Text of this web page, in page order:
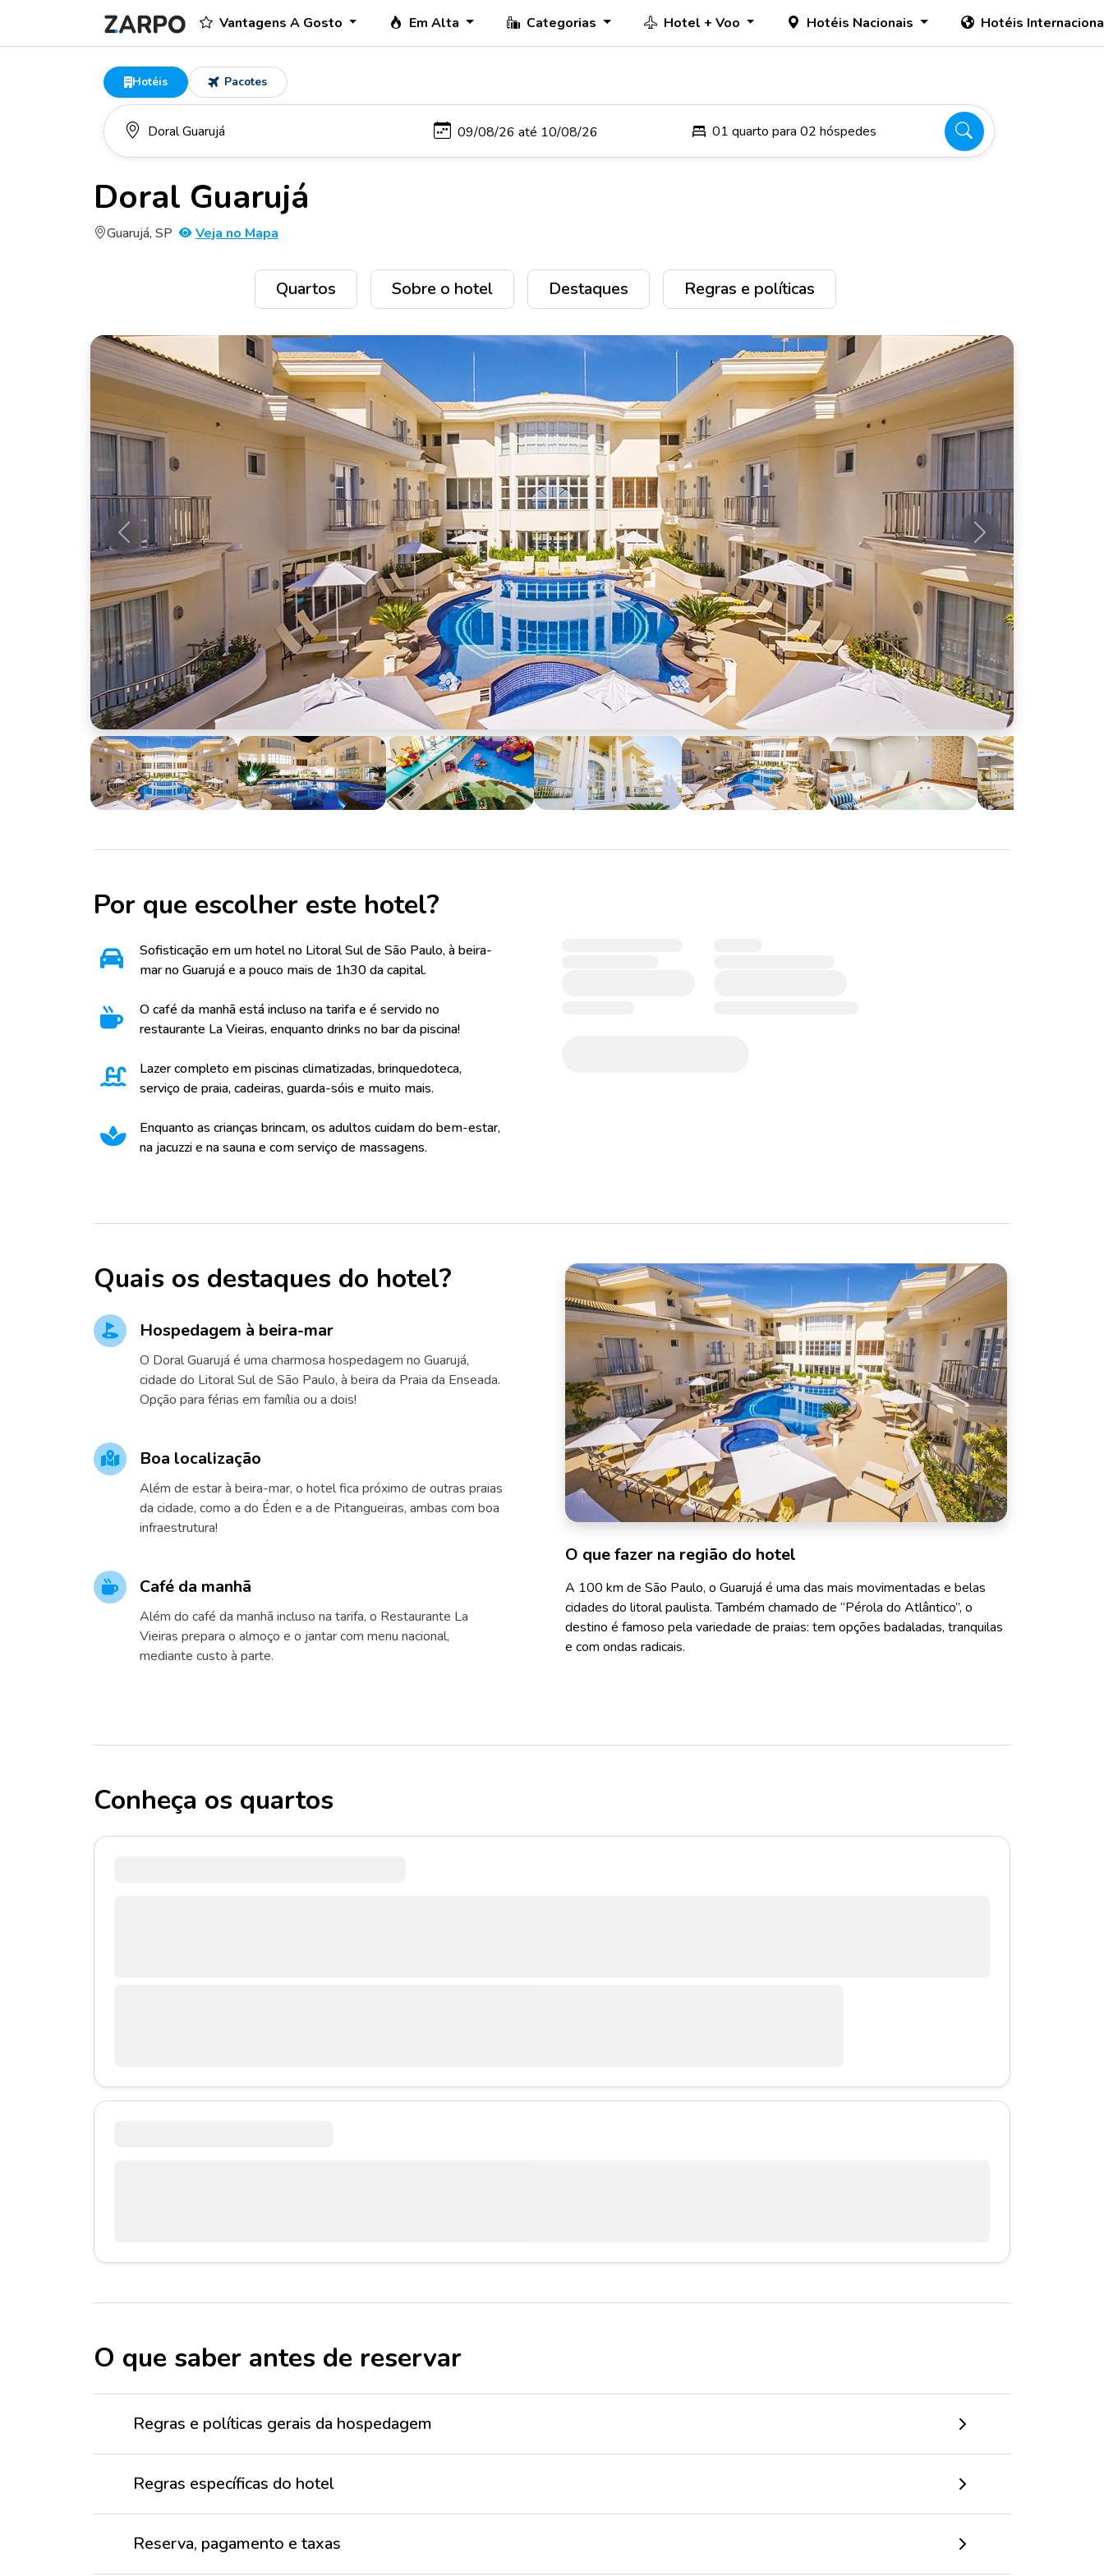
Vantagens A Gosto Em Alta Categorias Hotel + Voo Hotéis Nacionais Hotéis
Hotéis Pacotes
01 quarto para 02 hóspedes
Doral Guarujá
Guarujá, SP Veja no Mapa
Quartos Sobre o hotel Destaques Regras e políticas
Anterior Próximo
Por que escolher este hotel?
Sofisticação em um hotel no Litoral Sul de São Paulo, à beira-
mar no Guarujá e a pouco mais de 1h30 da capital.
O café da manhã está incluso na tarifa e é servido no
restaurante La Vieiras, enquanto drinks no bar da piscina!
Lazer completo em piscinas climatizadas, brinquedoteca,
serviço de praia, cadeiras, guarda-sóis e muito mais.
Enquanto as crianças brincam, os adultos cuidam do bem-estar,
na jacuzzi e na sauna e com serviço de massagens.
Quais os destaques do hotel?
Hospedagem à beira-mar
O Doral Guarujá é uma charmosa hospedagem no Guarujá,
cidade do Litoral Sul de São Paulo, à beira da Praia da Enseada.
Opção para férias em família ou a dois!
Boa localização
Além de estar à beira-mar, o hotel fica próximo de outras praias
da cidade, como a do Éden e a de Pitangueiras, ambas com boa
infraestrutura!
Café da manhã
Além do café da manhã incluso na tarifa, o Restaurante La
Vieiras prepara o almoço e o jantar com menu nacional,
mediante custo à parte.
O que fazer na região do hotel
A 100 km de São Paulo, o Guarujá é uma das mais movimentadas e belas
cidades do litoral paulista. Também chamado de “Pérola do Atlântico”, o
destino é famoso pela variedade de praias: tem opções badaladas, tranquilas
e com ondas radicais.
Conheça os quartos
O que saber antes de reservar
Regras e políticas gerais da hospedagem
Regras específicas do hotel
Reserva, pagamento e taxas